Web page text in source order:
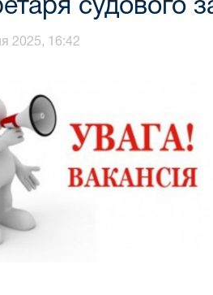
судового
2025, 16:42